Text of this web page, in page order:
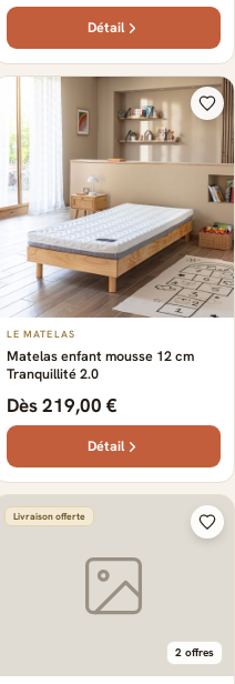
Détail
LE MATELAS
Matelas enfant mousse 12 cm
Tranquillité 2.0
Dès 219,00 €
Détail
Livraison offerte
2 offres